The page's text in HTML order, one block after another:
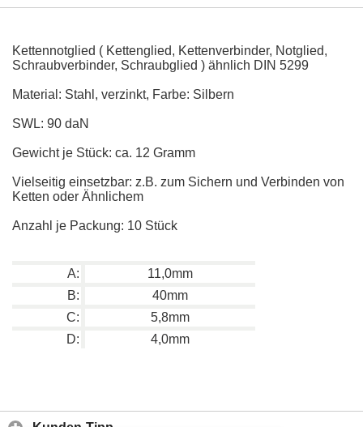
Kettennotglied ( Kettenglied, Kettenverbinder, Notglied,
Schraubverbinder, Schraubglied ) ähnlich DIN 5299
Material: Stahl, verzinkt, Farbe: Silbern
SWL: 90 daN
Gewicht je Stück: ca. 12 Gramm
Vielseitig einsetzbar: z.B. zum Sichern und Verbinden von
Ketten oder Ähnlichem
Anzahl je Packung: 10 Stück
A:
11,0mm
B:
40mm
C:
5,8mm
D:
4,0mm